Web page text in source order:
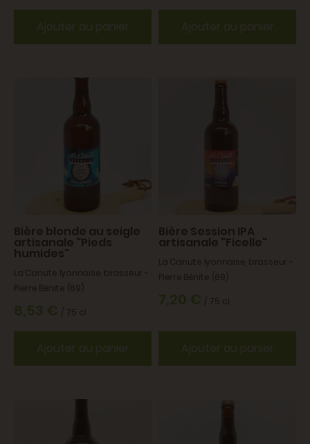
Ajouter au panier Ajouter au panier
Bière blonde au seigle
artisanale "Pieds
humides"
La Canute lyonnaise, brasseur -
Pierre Bénite (69)
8,53 € / 75 cl
Ajouter au panier
Bière Session IPA
artisanale "Ficelle"
La Canute lyonnaise, brasseur -
Pierre Bénite (69)
7,20 € / 75 cl
Ajouter au panier